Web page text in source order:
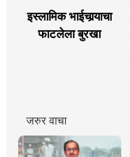
इस्लामिक भाईचार्‍याचा
फाटलेला बुरखा
जरुर वाचा